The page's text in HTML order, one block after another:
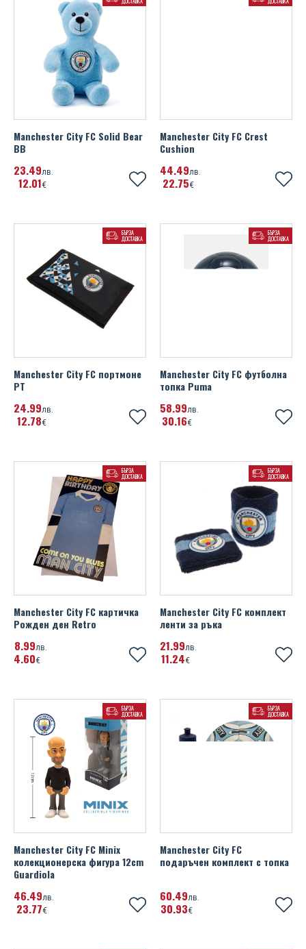
Manchester City FC Solid Bear
BB
23 49лв.
12 01€
Manchester City FC Crest
Cushion
44 49лв.
22 75€
БЪРЗА
ДОСТАВКА
Manchester City FC портмоне
PT
24 99лв.
12 78€
БЪРЗА
ДОСТАВКА
Manchester City FC футболна
топка Puma
58 99лв.
30 16€
БЪРЗА
ДОСТАВКА
Manchester City FC картичка
Рожден ден Retro
8 99лв.
4 60€
БЪРЗА
ДОСТАВКА
Manchester City FC комплект
ленти за ръка
21 99лв.
11 24€
БЪРЗА
ДОСТАВКА
Manchester City FC Minix
колекционерска фигура 12cm
Guardiola
46 49лв.
23 77€
БЪРЗА
ДОСТАВКА
Manchester City FC
подаръчен комплект с топка
60 49лв.
30 93€